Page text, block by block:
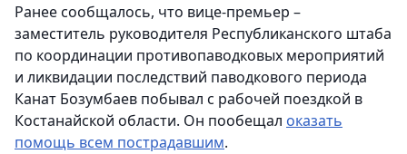
Ранее сообщалось, что вице-премьер –
заместитель руководителя Республиканского штаба
по координации противопаводковых мероприятий
и ликвидации последствий паводкового периода
Канат Бозумбаев побывал с рабочей поездкой в
Костанайской области. Он пообещал оказать
помощь всем пострадавшим.